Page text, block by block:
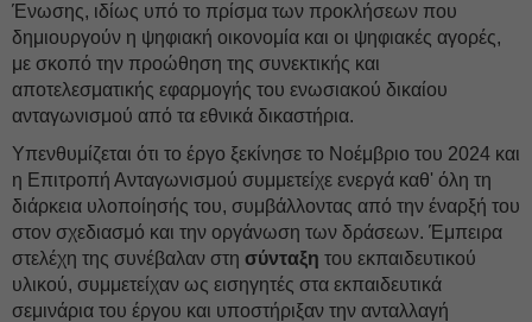
Ένωσης, ιδίως υπό το πρίσμα των προκλήσεων που
δημιουργούν η ψηφιακή οικονομία και οι ψηφιακές αγορές,
με σκοπό την προώθηση της συνεκτικής και
αποτελεσματικής εφαρμογής του ενωσιακού δικαίου
ανταγωνισμού από τα εθνικά δικαστήρια.
Υπενθυμίζεται ότι το έργο ξεκίνησε το Νοέμβριο του 2024 και
η Επιτροπή Ανταγωνισμού συμμετείχε ενεργά καθ' όλη τη
διάρκεια υλοποίησής του, συμβάλλοντας από την έναρξή του
στον σχεδιασμό και την οργάνωση των δράσεων. Έμπειρα
στελέχη της συνέβαλαν στη σύνταξη του εκπαιδευτικού
υλικού, συμμετείχαν ως εισηγητές στα εκπαιδευτικά
σεμινάρια του έργου και υποστήριξαν την ανταλλαγή